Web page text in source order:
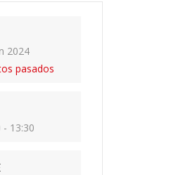
2024
pasados
- 13:30